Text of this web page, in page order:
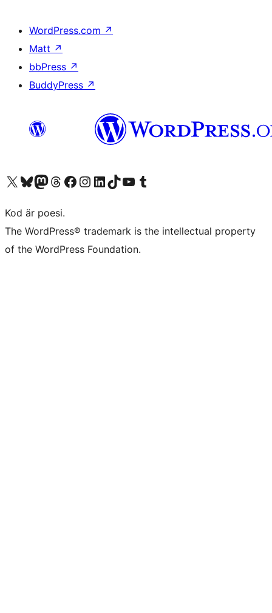
WordPress.com ↗
Matt ↗
bbPress ↗
BuddyPress ↗
Besök vår X-konto (f.d. Twitter)
Besök vårt Bluesky-konto
Besök vårt Mastodon-konto
Besök vårt Thread-konto
Besök vår Facebook-sidaBesök vårt Instagram-konto
Besök vårt LinkedIn-konto
Besök vårt TikTok-konto
Besök vår YouTube-kanalBesök vårt Tumblr-konto
Kod är poesi.
The WordPress® trademark is the intellectual property
of the WordPress Foundation.